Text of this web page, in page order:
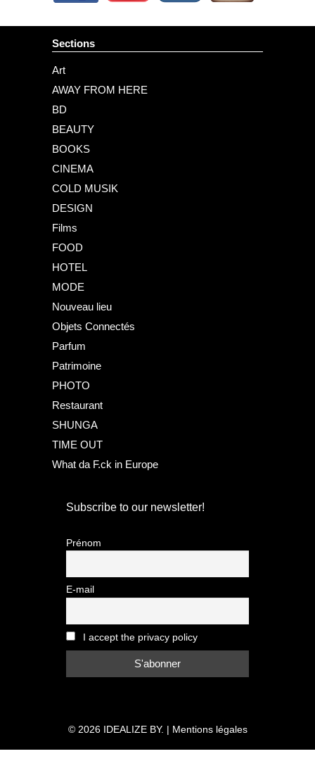
Sections
Art
AWAY FROM HERE
BD
BEAUTY
BOOKS
CINEMA
COLD MUSIK
DESIGN
Films
FOOD
HOTEL
MODE
Nouveau lieu
Objets Connectés
Parfum
Patrimoine
PHOTO
Restaurant
SHUNGA
TIME OUT
What da F.ck in Europe
Subscribe to our newsletter!
Prénom
E-mail
I accept the privacy policy
© 2026 IDEALIZE BY. | Mentions légales